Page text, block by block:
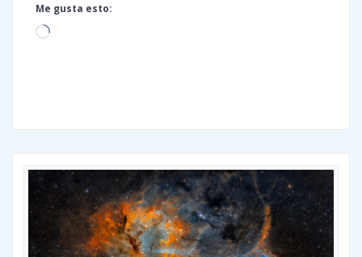
Me gusta esto:
Cargando...